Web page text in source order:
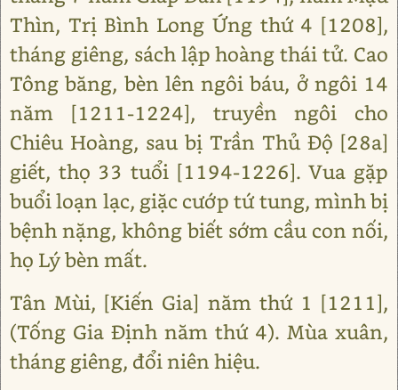
Thìn, Trị Bình Long Ứng thứ 4 [1208],
tháng giêng, sách lập hoàng thái tử. Cao
Tông băng, bèn lên ngôi báu, ở ngôi 14
năm [1211-1224], truyền ngôi cho
Chiêu Hoàng, sau bị Trần Thủ Độ [28a]
giết, thọ 33 tuổi [1194-1226]. Vua gặp
buổi loạn lạc, giặc cướp tứ tung, mình bị
bệnh nặng, không biết sớm cầu con nối,
họ Lý bèn mất.
Tân Mùi, [Kiến Gia] năm thứ 1 [1211],
(Tống Gia Định năm thứ 4). Mùa xuân,
tháng giêng, đổi niên hiệu.